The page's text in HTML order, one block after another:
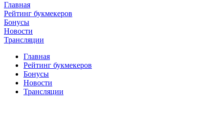
Главная
Рейтинг букмекеров
Бонусы
Новости
Трансляции
Главная
Рейтинг букмекеров
Бонусы
Новости
Трансляции